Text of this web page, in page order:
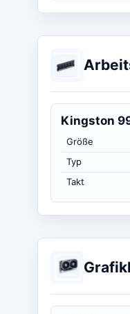
Kingston
Größe
Typ
Takt